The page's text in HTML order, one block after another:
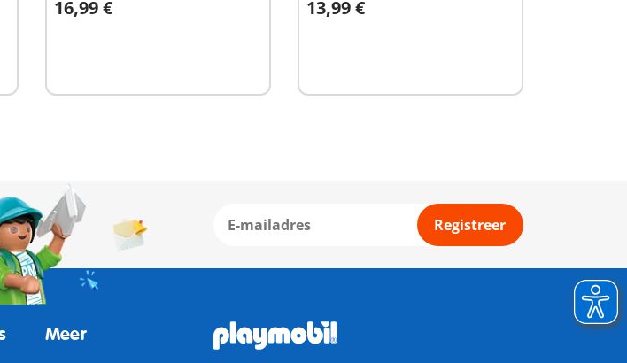
16,99 €
In winkelwagen
13,99 €
In winkelwagen
Registreer
Meer